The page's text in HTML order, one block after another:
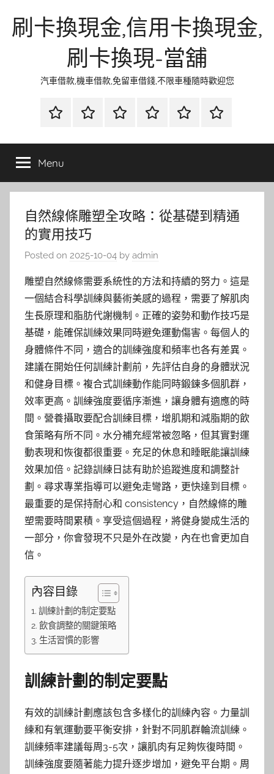
刷卡換現金,信用卡換現金,
刷卡換現-當舖
汽車借款,機車借款,免留車借錢,不限車種隨時歡迎您
首
當
金
網
資
流
時
環
清
聯
徵
Menu
自然線條雕塑全攻略：從基礎到精通
的實用技巧
Posted on 2025-10-04 by admin
雕塑自然線條需要系統性的方法和持續的努力。這是
一個結合科學訓練與藝術美感的過程，需要了解肌肉
生長原理和脂肪代謝機制。正確的姿勢和動作技巧是
基礎，能確保訓練效果同時避免運動傷害。每個人的
身體條件不同，適合的訓練強度和頻率也各有差異。
建議在開始任何訓練計劃前，先評估自身的身體狀況
和健身目標。複合式訓練動作能同時鍛鍊多個肌群，
效率更高。訓練強度要循序漸進，讓身體有適應的時
間。營養攝取要配合訓練目標，增肌期和減脂期的飲
食策略有所不同。水分補充經常被忽略，但其實對運
動表現和恢復都很重要。充足的休息和睡眠能讓訓練
效果加倍。記錄訓練日誌有助於追蹤進度和調整計
劃。尋求專業指導可以避免走彎路，更快達到目標。
最重要的是保持耐心和 consistency，自然線條的雕
塑需要時間累積。享受這個過程，將健身變成生活的
一部分，你會發現不只是外在改變，內在也會更加自
信。
內容目錄
訓練計劃的制定要點
飲食調整的關鍵策略
生活習慣的影響
訓練計劃的制定要點
有效的訓練計劃應該包含多樣化的訓練內容。力量訓
練和有氧運動要平衡安排，針對不同肌群輪流訓練。
訓練頻率建議每周3-5次，讓肌肉有足夠恢復時間。
訓練強度要隨著能力提升逐步增加，避免平台期。周